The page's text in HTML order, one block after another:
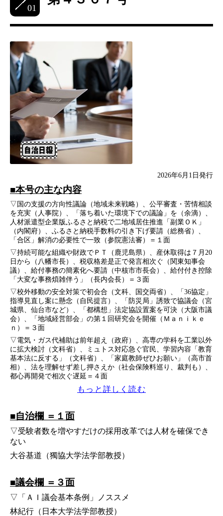
01
2026年6月1日発行
■本号の主な内容
▽国の支援の方向性議論（地域未来戦略）、公平審査・苦情相談
を充実（人事院）、「落ち着いた環境下での議論」を（余滴）、
人材派遣型企業版ふるさと納税で二地域居住推進「副業ＯＫ」
（内閣府）、ふるさと納税手数料の引き下げ要請（総務省）、
「合区」解消の必要性で一致（参院憲法審）＝１面
▽持続可能な組織や財政でＰＴ（鹿児島県）、産休取得は７月20
日から（八幡市長）、税収格差是正で発言相次ぐ（関東知事会
議）、給付事務の簡素化へ要請（中核市市長会）、給付付き控除
「大変な事務煩雑伴う」（長内会長）＝３面
▽校外移動の安全対策で初会合（文科、国交両省）、「36協定」
指導見直し案に懸念（自民提言）、「防災局」誘致で協議会（宮
城県、仙台市など）、「都構想」法定協設置案を可決（大阪市議
会）、「地域経営部会」の第１回研究会を開催（Ｍａｎｉｋｅ
ｎ）＝３面
▽電気・ガス代補助は前年超え（政府）、高専の学科を工業以外
に拡大検討（文科省）、ミュトス対応急ぐ官民、学習内容「教育
基本法に反する」（文科省）、「家庭教師ぜひお願い」（高市首
相）、法を理解せず差し押さえか（社会保険料巡り、裁判も）、
都心再開発で相次ぐ遅延＝４面
もっと詳しく読む
■自治欄 ＝１面
▽受験者数を増やすだけの採用改革では人材を確保でき
ない
大谷基道（獨協大学法学部教授）
■議会欄 ＝３面
▽「ＡＩ議会基本条例」ノススメ
林紀行（日本大学法学部教授）